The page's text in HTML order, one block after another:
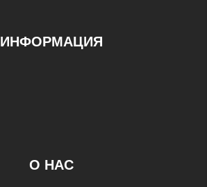
ИНФОРМАЦИЯ
О НАС